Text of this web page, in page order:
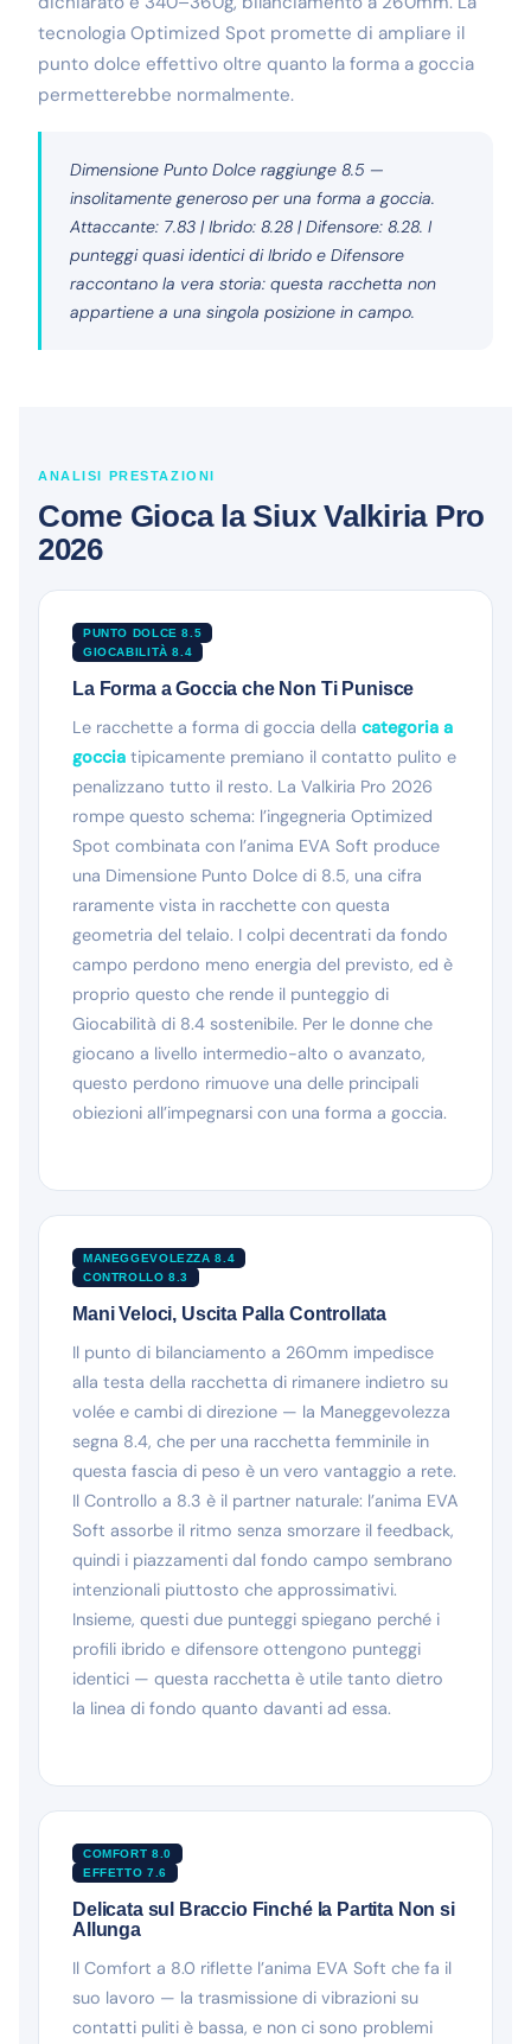
tecnologia Optimized Spot promette di ampliare il
punto dolce effettivo oltre quanto la forma a goccia
permetterebbe normalmente.
Dimensione Punto Dolce raggiunge 8.5 —
insolitamente generoso per una forma a goccia.
Attaccante: 7.83 | Ibrido: 8.28 | Difensore: 8.28. I
punteggi quasi identici di Ibrido e Difensore
raccontano la vera storia: questa racchetta non
appartiene a una singola posizione in campo.
ANALISI PRESTAZIONI
Come Gioca la Siux Valkiria Pro
2026
PUNTO DOLCE 8.5
GIOCABILITÀ 8.4
La Forma a Goccia che Non Ti Punisce
Le racchette a forma di goccia della categoria a
goccia tipicamente premiano il contatto pulito e
penalizzano tutto il resto. La Valkiria Pro 2026
rompe questo schema: l’ingegneria Optimized
Spot combinata con l’anima EVA Soft produce
una Dimensione Punto Dolce di 8.5, una cifra
raramente vista in racchette con questa
geometria del telaio. I colpi decentrati da fondo
campo perdono meno energia del previsto, ed è
proprio questo che rende il punteggio di
Giocabilità di 8.4 sostenibile. Per le donne che
giocano a livello intermedio-alto o avanzato,
questo perdono rimuove una delle principali
obiezioni all’impegnarsi con una forma a goccia.
MANEGGEVOLEZZA 8.4
CONTROLLO 8.3
Mani Veloci, Uscita Palla Controllata
Il punto di bilanciamento a 260mm impedisce
alla testa della racchetta di rimanere indietro su
volée e cambi di direzione — la Maneggevolezza
segna 8.4, che per una racchetta femminile in
questa fascia di peso è un vero vantaggio a rete.
Il Controllo a 8.3 è il partner naturale: l’anima EVA
Soft assorbe il ritmo senza smorzare il feedback,
quindi i piazzamenti dal fondo campo sembrano
intenzionali piuttosto che approssimativi.
Insieme, questi due punteggi spiegano perché i
profili ibrido e difensore ottengono punteggi
identici — questa racchetta è utile tanto dietro
la linea di fondo quanto davanti ad essa.
COMFORT 8.0
EFFETTO 7.6
Delicata sul Braccio Finché la Partita Non si
Allunga
Il Comfort a 8.0 riflette l’anima EVA Soft che fa il
suo lavoro — la trasmissione di vibrazioni su
contatti puliti è bassa, e non ci sono problemi